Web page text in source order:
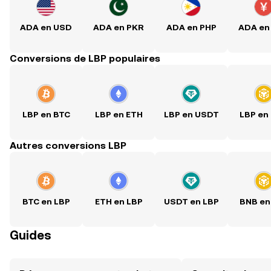
ADA en USD ADA en PKR ADA en PHP ADA en
Conversions de LBP populaires
LBP en BTC LBP en ETH LBP en USDT LBP en
Autres conversions LBP
BTC en LBP ETH en LBP USDT en LBP BNB
Guides